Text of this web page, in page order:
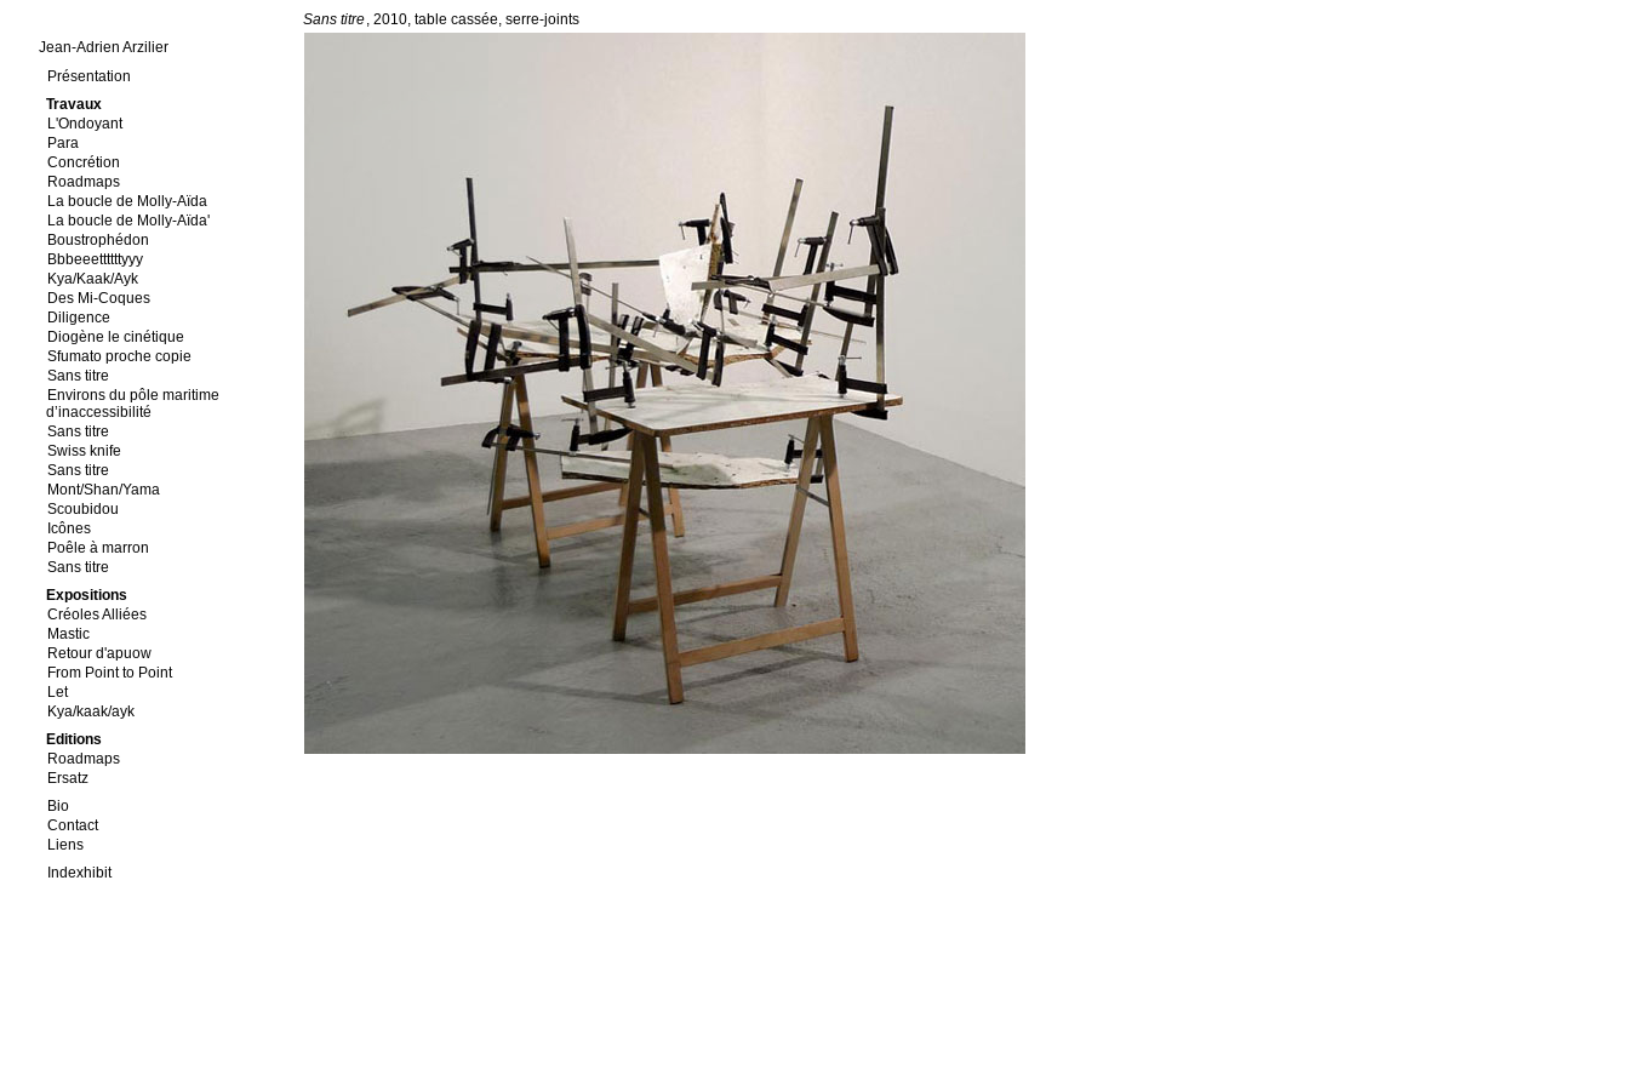
Jean-Adrien Arzilier
Présentation
Travaux
L'Ondoyant
Para
Concrétion
Roadmaps
La boucle de Molly-Aïda
La boucle de Molly-Aïda'
Boustrophédon
Bbbeeettttttyyy
Kya/Kaak/Ayk
Des Mi-Coques
Diligence
Diogène le cinétique
Sfumato proche copie
Sans titre
Environs du pôle maritime
d’inaccessibilité
Sans titre
Swiss knife
Sans titre
Mont/Shan/Yama
Scoubidou
Icônes
Poêle à marron
Sans titre
Expositions
Créoles Alliées
Mastic
Retour d'apuow
From Point to Point
Let
Kya/kaak/ayk
Editions
Roadmaps
Ersatz
Bio
Contact
Liens
Indexhibit
Sans titre, 2010, table cassée, serre-joints